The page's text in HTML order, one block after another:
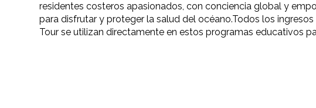
residentes costeros apasionados, con conciencia global y
para disfrutar y proteger la salud del océano.Todos los
Tour se utilizan directamente en estos programas educativos